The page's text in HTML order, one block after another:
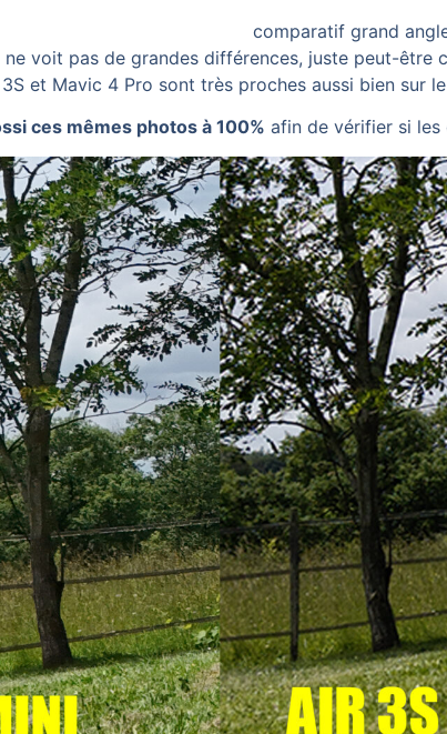
voit pas de grandes différences, juste peut-être
et Mavic 4 Pro sont très proches aussi bien sur
ces mêmes photos à 100% afin de vérifier si les